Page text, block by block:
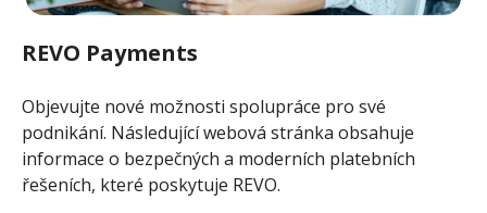
REVO Payments
Objevujte nové možnosti spolupráce pro své
podnikání. Následující webová stránka obsahuje
informace o bezpečných a moderních platebních
řešeních, které poskytuje REVO.